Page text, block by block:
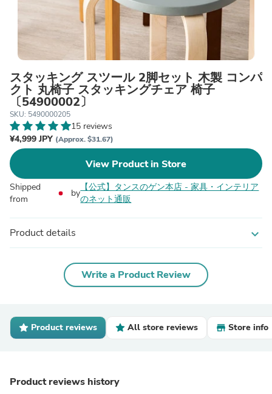
スタッキング スツール 2脚セット 木製 コンパ
クト 丸椅子 スタッキングチェア 椅子
〔54900002〕
SKU: 5490000205
15 reviews
¥4,999 JPY (Approx. $31.67)
View Product in Store
Shipped
from
by
【公式】タンスのゲン本店 - 家具・インテリア
のネット通販
Product details expand_more
Write a Product Review
Product reviews All store reviews Store info
Product reviews history